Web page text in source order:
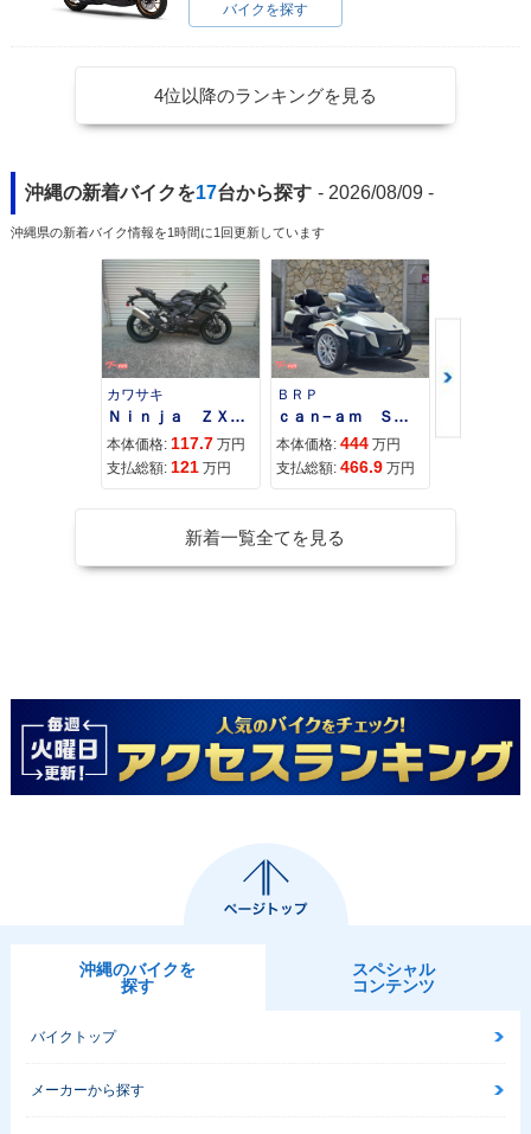
バイクを探す
4位以降のランキングを見る
沖縄の新着バイクを17台から探す - 2026/08/09 -
沖縄県の新着バイク情報を1時間に1回更新しています
カワサキ
Ｎｉｎｊａ ＺＸ−４Ｒ ＳＥ
本体価格: 117.7 万円
支払総額: 121 万円
ＢＲＰ
ｃａｎ−ａｍ ＳＰＹＤＥＲ ＲＴ ＬＩＭＩＴＥＤ
本体価格: 444 万円
支払総額: 466.9 万円
新着一覧全てを見る
沖縄のバイクを
探す
スペシャル
コンテンツ
バイクトップ
メーカーから探す